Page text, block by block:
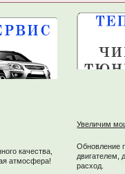
качества,
атмосфера!
Увеличим
Обновление
двигателем,
расход.